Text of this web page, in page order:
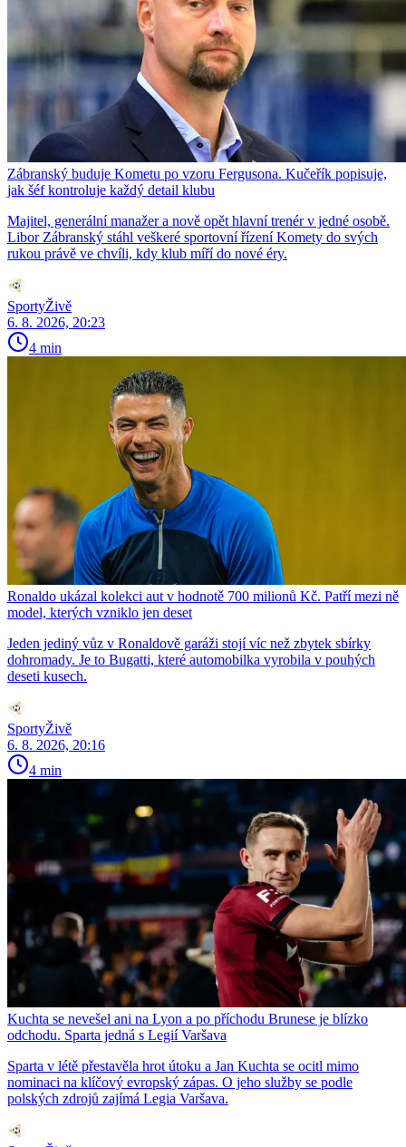
Zábranský buduje Kometu po vzoru Fergusona. Kučeřík popisuje,
jak šéf kontroluje každý detail klubu
Majitel, generální manažer a nově opět hlavní trenér v jedné osobě.
Libor Zábranský stáhl veškeré sportovní řízení Komety do svých
rukou právě ve chvíli, kdy klub míří do nové éry.
SportyŽivě
6. 8. 2026, 20:23
4 min
Ronaldo ukázal kolekci aut v hodnotě 700 milionů Kč. Patří mezi ně
model, kterých vzniklo jen deset
Jeden jediný vůz v Ronaldově garáži stojí víc než zbytek sbírky
dohromady. Je to Bugatti, které automobilka vyrobila v pouhých
deseti kusech.
SportyŽivě
6. 8. 2026, 20:16
4 min
Kuchta se nevešel ani na Lyon a po příchodu Brunese je blízko
odchodu. Sparta jedná s Legií Varšava
Sparta v létě přestavěla hrot útoku a Jan Kuchta se ocitl mimo
nominaci na klíčový evropský zápas. O jeho služby se podle
polských zdrojů zajímá Legia Varšava.